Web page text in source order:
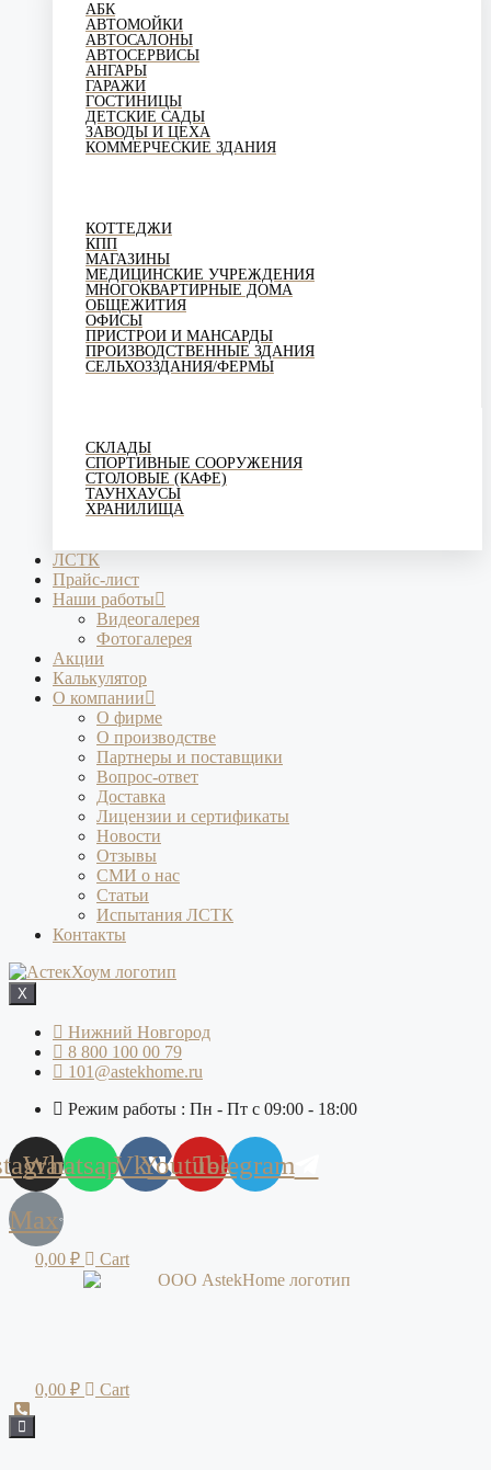
АБК
АВТОМОЙКИ
АВТОСАЛОНЫ
АВТОСЕРВИСЫ
АНГАРЫ
ГАРАЖИ
ГОСТИНИЦЫ
ДЕТСКИЕ САДЫ
ЗАВОДЫ И ЦЕХА
КОММЕРЧЕСКИЕ ЗДАНИЯ
КОТТЕДЖИ
КПП
МАГАЗИНЫ
МЕДИЦИНСКИЕ УЧРЕЖДЕНИЯ
МНОГОКВАРТИРНЫЕ ДОМА
ОБЩЕЖИТИЯ
ОФИСЫ
ПРИСТРОИ И МАНСАРДЫ
ПРОИЗВОДСТВЕННЫЕ ЗДАНИЯ
СЕЛЬХОЗЗДАНИЯ/ФЕРМЫ
СКЛАДЫ
СПОРТИВНЫЕ СООРУЖЕНИЯ
СТОЛОВЫЕ (КАФЕ)
ТАУНХАУСЫ
ХРАНИЛИЩА
ЛСТК
Прайс-лист
Наши работы
Видеогалерея
Фотогалерея
Акции
Калькулятор
О компании
О фирме
О производстве
Партнеры и поставщики
Вопрос-ответ
Доставка
Лицензии и сертификаты
Новости
Отзывы
СМИ о нас
Статьи
Испытания ЛСТК
Контакты
X
Нижний Новгород
8 800 100 00 79
101@astekhome.ru
Режим работы : Пн - Пт с 09:00 - 18:00
Whatsapp
VkYoutubeTelegram
Max
0,00 ₽ Cart
0,00 ₽ Cart